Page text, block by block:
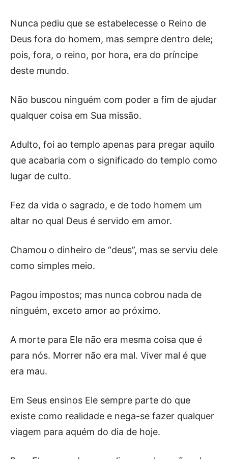
Nunca pediu que se estabelecesse o Reino de
Deus fora do homem, mas sempre dentro dele;
pois, fora, o reino, por hora, era do príncipe
deste mundo.
Não buscou ninguém com poder a fim de ajudar
qualquer coisa em Sua missão.
Adulto, foi ao templo apenas para pregar aquilo
que acabaria com o significado do templo como
lugar de culto.
Fez da vida o sagrado, e de todo homem um
altar no qual Deus é servido em amor.
Chamou o dinheiro de “deus”, mas se serviu dele
como simples meio.
Pagou impostos; mas nunca cobrou nada de
ninguém, exceto amor ao próximo.
A morte para Ele não era mesma coisa que é
para nós. Morrer não era mal. Viver mal é que
era mau.
Em Seus ensinos Ele sempre parte do que
existe como realidade e nega-se fazer qualquer
viagem para aquém do dia de hoje.